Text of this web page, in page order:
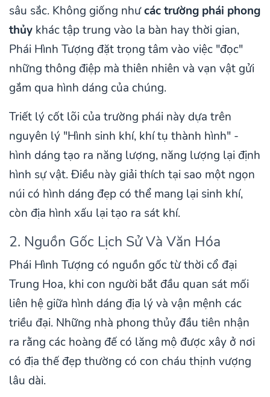
sâu sắc. Không giống nhưcác trường phái phong
thủy khác tập trung vào la bàn hay thời gian,
Phái Hình Tượng đặt trọng tâm vào việc "đọc"
những thông điệp mà thiên nhiên và vạn vật gửi
gắm qua hình dáng của chúng.
Triết lý cốt lõi của trường phái này dựa trên
nguyên lý "Hình sinh khí, khí tụ thành hình" -
hình dáng tạo ra năng lượng, năng lượng lại định
hình sự vật. Điều này giải thích tại sao một ngọn
núi có hình dáng đẹp có thể mang lại sinh khí,
còn địa hình xấu lại tạo ra sát khí.
2. Nguồn Gốc Lịch Sử Và Văn Hóa
Phái Hình Tượng có nguồn gốc từ thời cổ đại
Trung Hoa, khi con người bắt đầu quan sát mối
liên hệ giữa hình dáng địa lý và vận mệnh các
triều đại. Những nhà phong thủy đầu tiên nhận
ra rằng các hoàng đế có lăng mộ được xây ở nơi
có địa thế đẹp thường có con cháu thịnh vượng
lâu dài.